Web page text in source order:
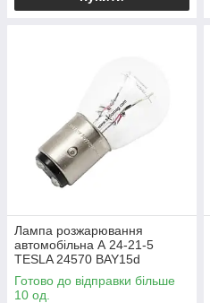
Лампа розжарювання
автомобільна А 24-21-5
TESLA 24570 BAY15d
Готово до відправки більше
10 од.